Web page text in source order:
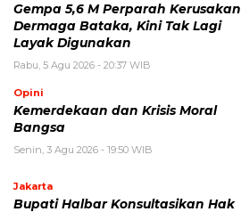
Gempa 5,6 M Perparah Kerusakan
Dermaga Bataka, Kini Tak Lagi
Layak Digunakan
Rabu, 5 Agu 2026 - 20:37 WIB
Opini
Kemerdekaan dan Krisis Moral
Bangsa
Senin, 3 Agu 2026 - 19:50 WIB
Jakarta
Bupati Halbar Konsultasikan Hak